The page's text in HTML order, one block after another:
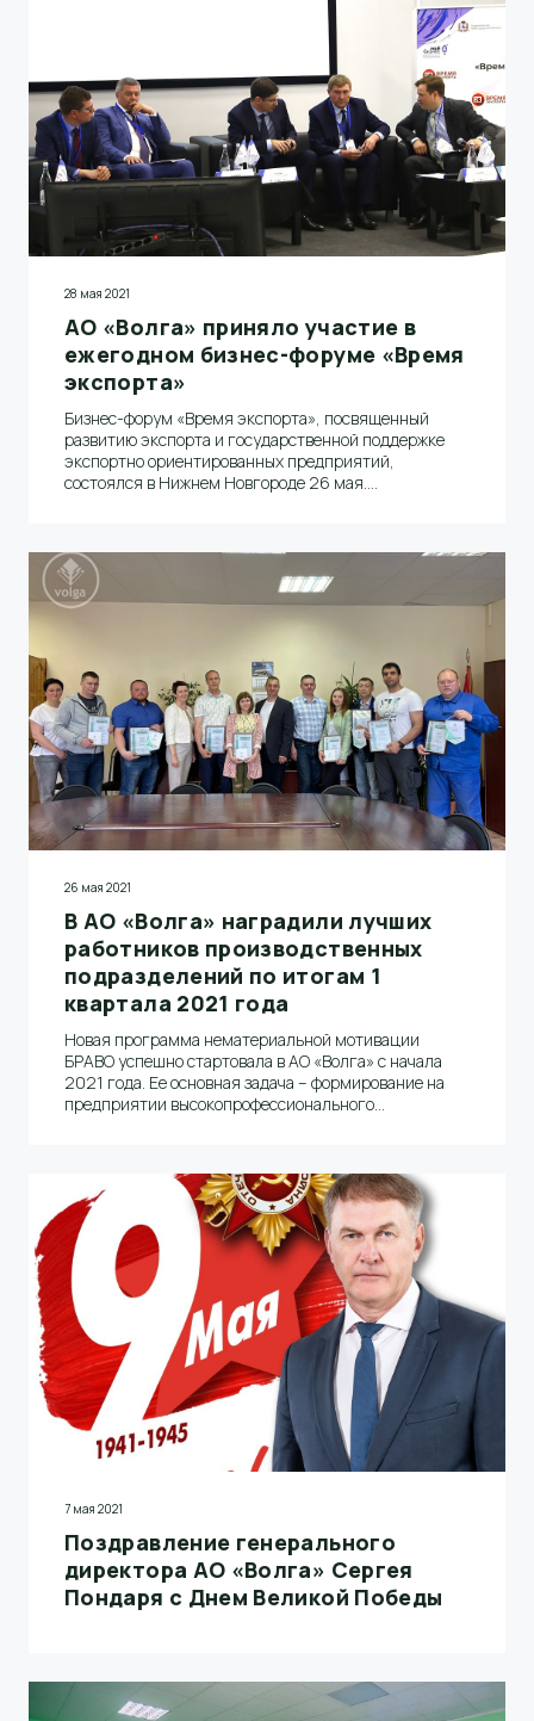
28 мая 2021
АО «Волга» приняло участие в
ежегодном бизнес-форуме «Время
экспорта»
Бизнес-форум «Время экспорта», посвященный
развитию экспорта и государственной поддержке
экспортно ориентированных предприятий,
состоялся в Нижнем Новгороде 26 мая.
Заместитель генерального директора – директор по
экономике и финансам Сергей Ломакин выступил на
заседании экспортного совета при Губернаторе
Нижегородской области и стал модератором
Пленарного заседания «Основные тенденции
26 мая 2021
В АО «Волга» наградили лучших
работников производственных
подразделений по итогам 1
квартала 2021 года
Новая программа нематериальной мотивации
БРАВО успешно стартовала в АО «Волга» с начала
2021 года. Ее основная задача – формирование на
предприятии высокопрофессионального
компании. 21 мая в АО "Волга" состоялось
награждение победителей программы
нематериальной мотивации БРАВО по итогам 1
квартала 2021 года.
7 мая 2021
Поздравление генерального
директора АО «Волга» Сергея
Пондаря с Днем Великой Победы